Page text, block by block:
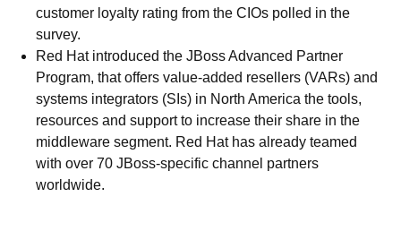
customer loyalty rating from the CIOs polled in the
survey.
Red Hat introduced the JBoss Advanced Partner
Program, that offers value-added resellers (VARs) and
systems integrators (SIs) in North America the tools,
resources and support to increase their share in the
middleware segment. Red Hat has already teamed
with over 70 JBoss-specific channel partners
worldwide.